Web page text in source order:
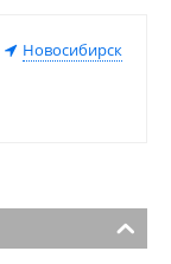
Новосибирск